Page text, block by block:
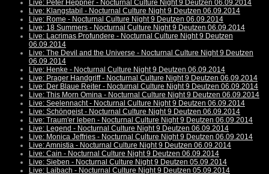
Live: Peter Heppner - Nocturnal Culture Night 9 Deutzen 06.09.2014
Live: Klangstabil - Nocturnal Culture Night 9 Deutzen 06.09.2014
Live: Rome - Nocturnal Culture Night 9 Deutzen 06.09.2014
Live: 18 Summers - Nocturnal Culture Night 9 Deutzen 06.09.2014
Live: Lacrimas Profundere - Nocturnal Culture Night 9 Deutzen
06.09.2014
Live: The Devil and the Universe - Nocturnal Culture Night 9 Deutzen
06.09.2014
Live: Henke - Nocturnal Culture Night 9 Deutzen 06.09.2014
Live: Prager Handgriff - Nocturnal Culture Night 9 Deutzen 06.09.2014
Live: Der Blaue Reiter - Nocturnal Culture Night 9 Deutzen 06.09.2014
Live: This Morn Omina - Nocturnal Culture Night 9 Deutzen 06.09.2014
Live: Seelennacht - Nocturnal Culture Night 9 Deutzen 06.09.2014
Live: Schöngeist - Nocturnal Culture Night 9 Deutzen 06.09.2014
Live: Traum'er leben - Nocturnal Culture Night 9 Deutzen 06.09.2014
Live: Legend - Nocturnal Culture Night 9 Deutzen 06.09.2014
Live: Monica Jeffries - Nocturnal Culture Night 9 Deutzen 06.09.2014
Live: Amnistia - Nocturnal Culture Night 9 Deutzen 06.09.2014
Live: Cain - Nocturnal Culture Night 9 Deutzen 06.09.2014
Live: Sieben - Nocturnal Culture Night 9 Deutzen 05.09.2014
Live: Laibach - Nocturnal Culture Night 9 Deutzen 05.09.2014